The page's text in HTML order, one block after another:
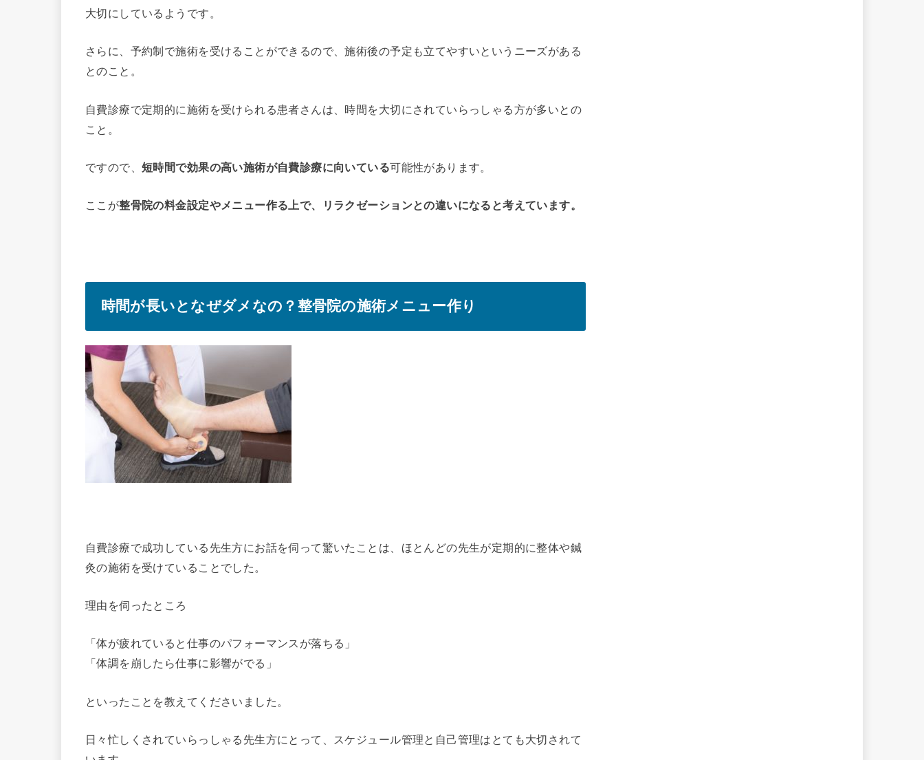
大切にしているようです。
さらに、予約制で施術を受けることができるので、施術後の予定も立てやすいというニーズがある
とのこと。
自費診療で定期的に施術を受けられる患者さんは、時間を大切にされていらっしゃる方が多いとの
こと。
ですので、短時間で効果の高い施術が自費診療に向いている可能性があります。
ここが整骨院の料金設定やメニュー作る上で、リラクゼーションとの違いになると考えています。
時間が長いとなぜダメなの？整骨院の施術メニュー作り
自費診療で成功している先生方にお話を伺って驚いたことは、ほとんどの先生が定期的に整体や鍼
灸の施術を受けていることでした。
理由を伺ったところ
「体が疲れていると仕事のパフォーマンスが落ちる」
「体調を崩したら仕事に影響がでる」
といったことを教えてくださいました。
日々忙しくされていらっしゃる先生方にとって、スケジュール管理と自己管理はとても大切されて